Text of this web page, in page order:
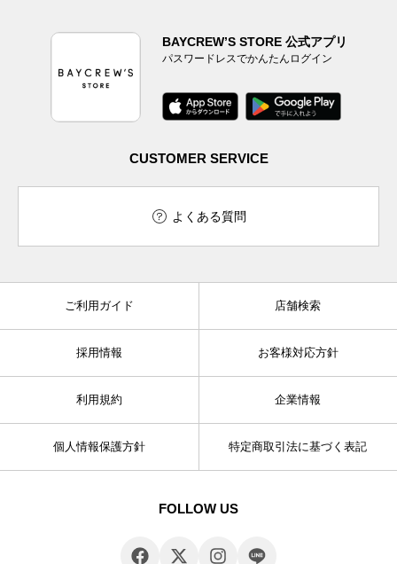
BAYCREW’S STORE 公式アプリ
パスワードレスでかんたんログイン
CUSTOMER SERVICE
よくある質問
ご利用ガイド 店舗検索
採用情報 お客様対応方針
利用規約 企業情報
個人情報保護方針 特定商取引法に基づく表記
FOLLOW US